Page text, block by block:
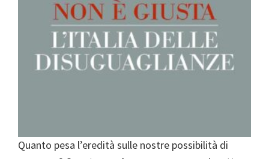
Quanto pesa l’eredità sulle nostre possibilità di